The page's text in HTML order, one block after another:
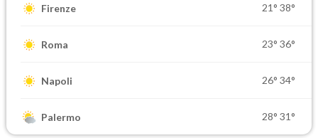
Firenze 21° 38°
Roma 23° 36°
Napoli 26° 34°
Palermo 28° 31°